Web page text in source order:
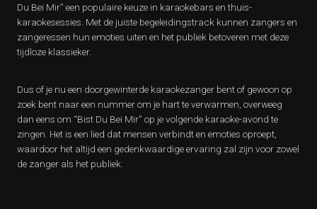
Du Bei Mir” een populaire keuze in karaokebars en thuis-
karaokesessies. Met de juiste begeleidingstrack kunnen zangers en
zangeressen hun emoties uiten en het publiek betoveren met deze
tijdloze klassieker.
Dus of je nu een doorgewinterde karaokezanger bent of gewoon op
zoek bent naar een nummer om je hart te verwarmen, overweeg
dan eens om “Bist Du Bei Mir” op je volgende karaoke-avond te
zingen. Het is een lied dat mensen verbindt en emoties oproept,
waardoor het altijd een gedenkwaardige ervaring zal zijn voor zowel
de zanger als het publiek.